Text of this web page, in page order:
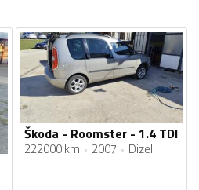
Škoda - Roomster - 1.4 TDI
222000 km 2007 Dizel